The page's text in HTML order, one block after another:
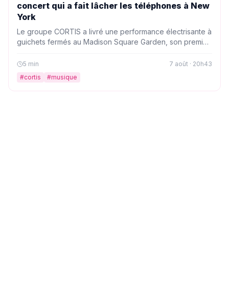
concert qui a fait lâcher les téléphones à New
York
Le groupe CORTIS a livré une performance électrisante à
guichets fermés au Madison Square Garden, son premier
déconnexion, moments de grâce et setlist impeccable,
retour sur une soirée qui restera dans les annales du
rock.
5 min
7 août · 20h43
#cortis #musique